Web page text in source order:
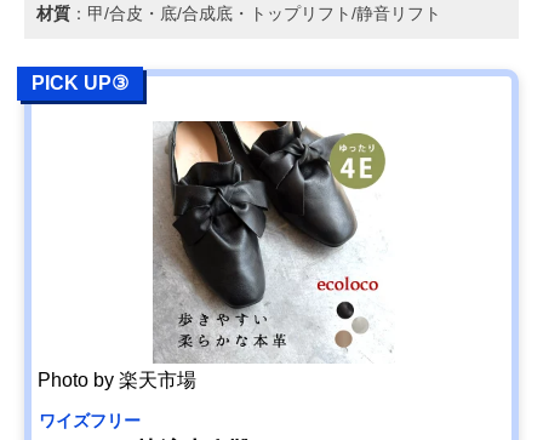
材質 ：甲/合皮・底/合成底・トップリフト/静音リフト
PICK UP③
Photo by 楽天市場
ワイズフリー